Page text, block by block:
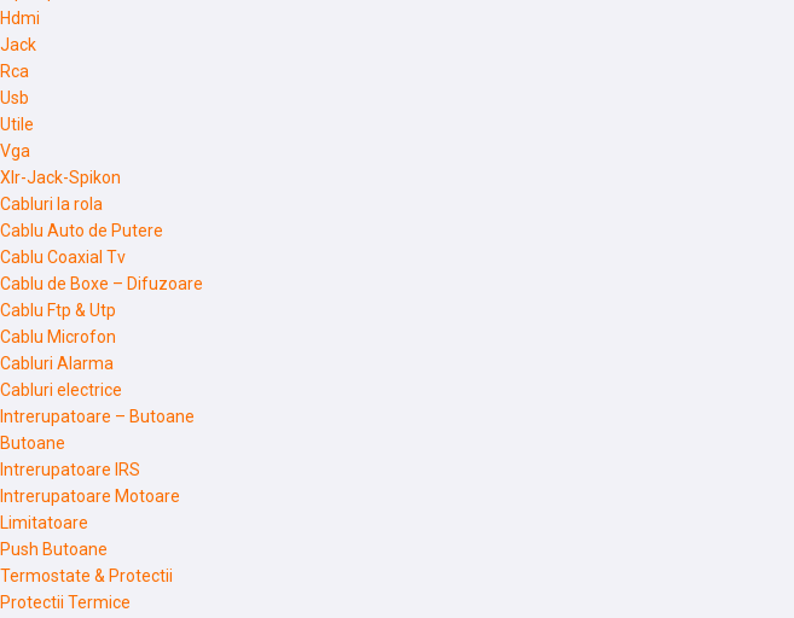
Hdmi
Jack
Rca
Usb
Utile
Vga
Xlr-Jack-Spikon
Cabluri la rola
Cablu Auto de Putere
Cablu Coaxial Tv
Cablu de Boxe – Difuzoare
Cablu Ftp & Utp
Cablu Microfon
Cabluri Alarma
Cabluri electrice
Intrerupatoare – Butoane
Butoane
Intrerupatoare IRS
Intrerupatoare Motoare
Limitatoare
Push Butoane
Termostate & Protectii
Protectii Termice